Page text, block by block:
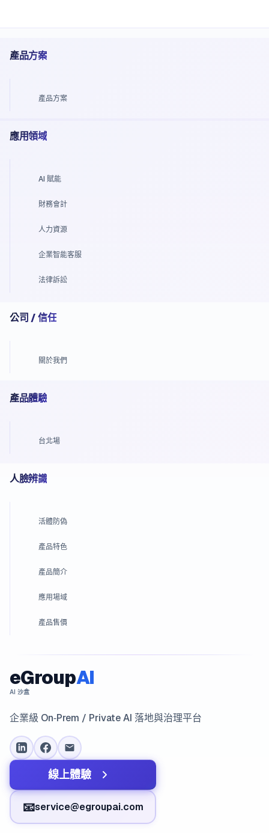
產品方案
產品方案
應用領域
AI 賦能
財務會計
人力資源
企業智能客服
法律訴訟
公司 / 信任
關於我們
產品體驗
台北場
人臉辨識
活體防偽
產品特色
產品簡介
應用場域
產品售價
eGroupAI
AI 沙盒
企業級 On‑Prem / Private AI 落地與治理平台
線上體驗
📧service@egroupai.com